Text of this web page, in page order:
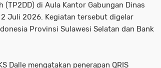
(TP2DD) di Aula Kantor Gabungan Dinas
2 Juli 2026. Kegiatan tersebut digelar
Provinsi Sulawesi Selatan dan Bank
Dalle mengatakan penerapan QRIS